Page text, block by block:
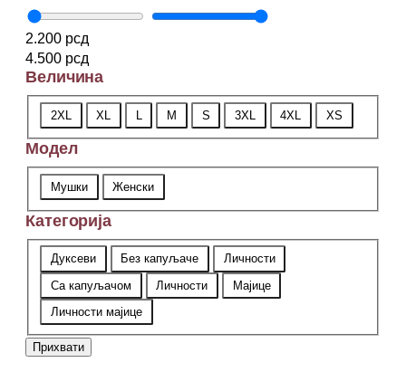
2.200 рсд
4.500 рсд
Величина
Величина
2XL XL L M S 3XL 4XL XS
Модел
Модел
Мушки Женски
Категорија
Категорија
Дуксеви Без капуљаче
Личности
Са капуљачом
Личности
Мајице
Личности мајице
Прихвати